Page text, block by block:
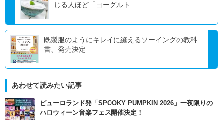
じる人ほど「ヨーグルト...
既製服のようにキレイに縫えるソーイングの教科
書、発売決定
あわせて読みたい記事
ピューロランド発「SPOOKY PUMPKIN 2026」一夜限りの
ハロウィーン音楽フェス開催決定！